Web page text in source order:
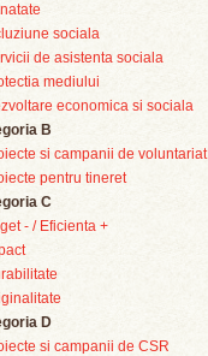
sociala
de asistenta sociala
mediului
economica si sociala
B
si campanii de voluntariat
pentru tineret
C
- / Eficienta +
D
si campanii de CSR